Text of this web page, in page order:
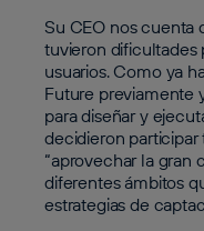
Su CEO nos cuenta
tuvieron dificultades
usuarios. Como ya
Future previamente
para diseñar y
decidieron
“aprovechar la gran
diferentes ámbitos
estrategias de